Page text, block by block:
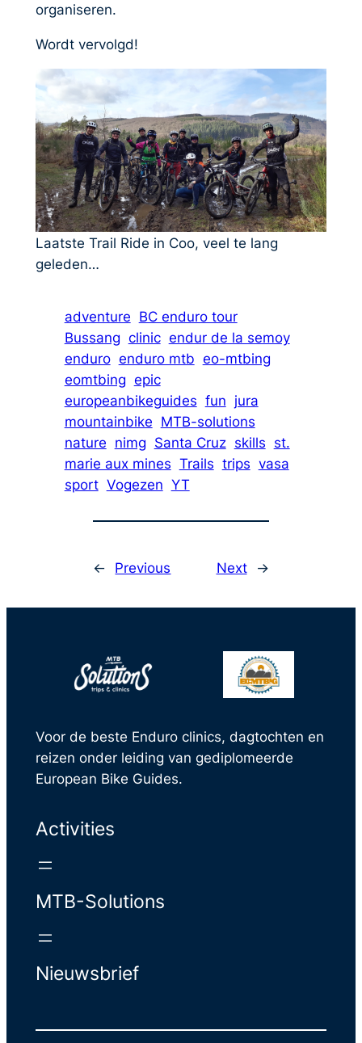
organiseren.
Wordt vervolgd!
Laatste Trail Ride in Coo, veel te lang
geleden…
adventure BC enduro tour
Bussang clinic endur de la semoy
enduro enduro mtb eo-mtbing
eomtbing epic
europeanbikeguides fun jura
mountainbike MTB-solutions
nature nimg Santa Cruz skills st.
marie aux mines Trails trips vasa
sport Vogezen YT
← Previous Next →
Voor de beste Enduro clinics, dagtochten en
reizen onder leiding van gediplomeerde
European Bike Guides.
Activities
MTB-Solutions
Nieuwsbrief